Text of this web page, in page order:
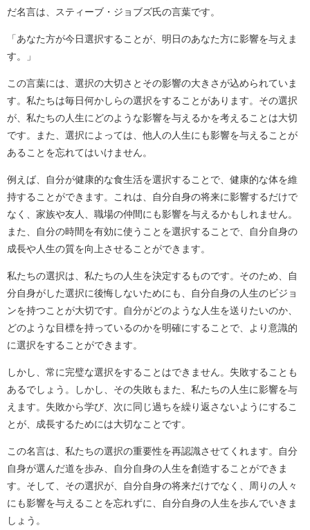
だ名言は、スティーブ・ジョブズ氏の言葉です。
「あなた方が今日選択することが、明日のあなた方に影響を与えま
す。」
この言葉には、選択の大切さとその影響の大きさが込められていま
す。私たちは毎日何かしらの選択をすることがあります。その選択
が、私たちの人生にどのような影響を与えるかを考えることは大切
です。また、選択によっては、他人の人生にも影響を与えることが
あることを忘れてはいけません。
例えば、自分が健康的な食生活を選択することで、健康的な体を維
持することができます。これは、自分自身の将来に影響するだけで
なく、家族や友人、職場の仲間にも影響を与えるかもしれません。
また、自分の時間を有効に使うことを選択することで、自分自身の
成長や人生の質を向上させることができます。
私たちの選択は、私たちの人生を決定するものです。そのため、自
分自身がした選択に後悔しないためにも、自分自身の人生のビジョ
ンを持つことが大切です。自分がどのような人生を送りたいのか、
どのような目標を持っているのかを明確にすることで、より意識的
に選択をすることができます。
しかし、常に完璧な選択をすることはできません。失敗することも
あるでしょう。しかし、その失敗もまた、私たちの人生に影響を与
えます。失敗から学び、次に同じ過ちを繰り返さないようにするこ
とが、成長するためには大切なことです。
この名言は、私たちの選択の重要性を再認識させてくれます。自分
自身が選んだ道を歩み、自分自身の人生を創造することができま
す。そして、その選択が、自分自身の将来だけでなく、周りの人々
にも影響を与えることを忘れずに、自分自身の人生を歩んでいきま
しょう。